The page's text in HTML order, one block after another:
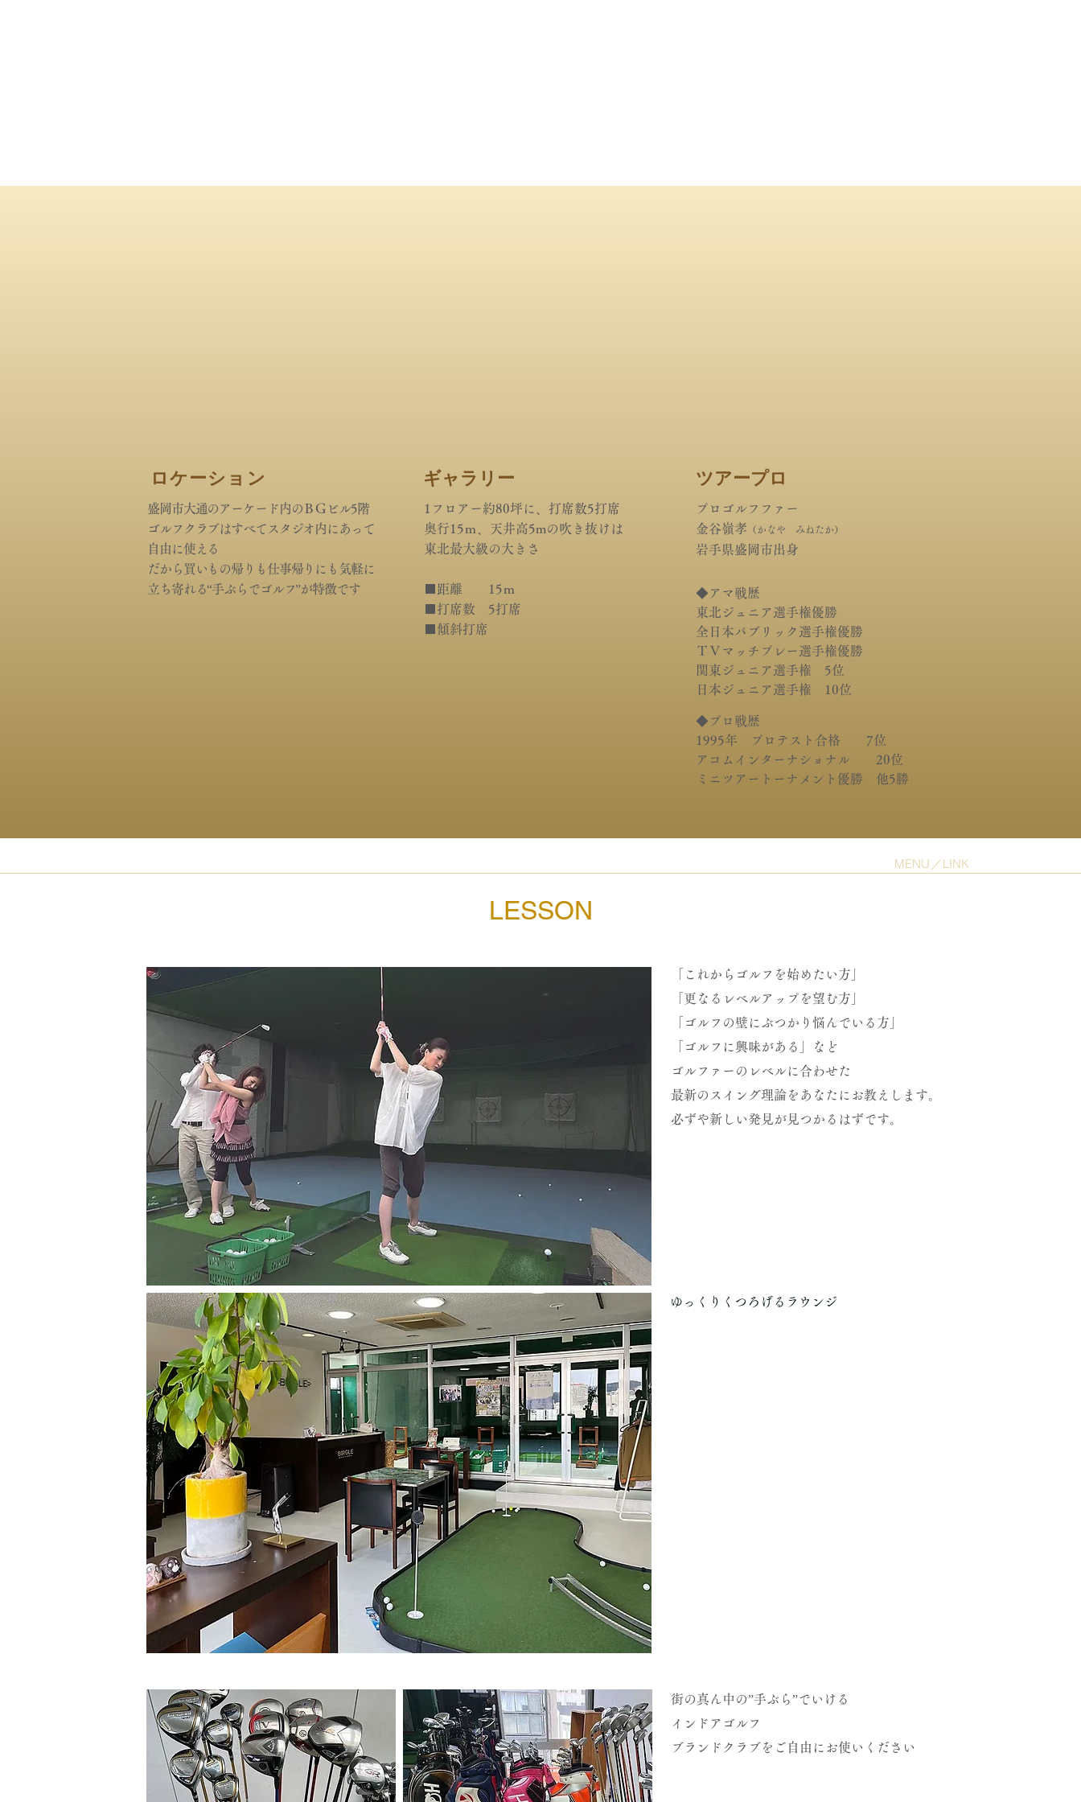
ロケーション
盛岡市大通のアーケード内のＢＧビル5階
ゴルフクラブはすべてスタジオ内にあって
自由に使える
だから買いもの帰りも仕事帰りにも気軽に
立ち寄れる“手ぶらでゴルフ”が特徴です
ギャラリー
1フロアー約80坪に、打席数5打席
奥行15ｍ、天井高5mの吹き抜けは
東北最大級の大きさ
■距離 15ｍ
■打席数 5打席
■傾斜打席
ツアープロ
プロゴルフファー
金谷嶺孝 （かなや みねたか）
岩手県盛岡市出身
◆アマ戦歴
東北ジュニア選手権優勝
全日本パブリック選手権優勝
ＴＶマッチプレー選手権優勝
関東ジュニア選手権 5位
日本ジュニア選手権 10位
◆プロ戦歴
1995年 プロテスト合格 7位
アコムインターナショナル 20位
ミニツアートーナメント優勝 他5勝
MENU／LINK
LESSON
「これからゴルフを始めたい方」
「更なるレベルアップを望む方」
「ゴルフの壁にぶつかり悩んでいる方」
「ゴルフに興味がある」など
ゴルファーのレベルに合わせた
最新のスイング理論をあなたにお教えします。
必ずや新しい発見が見つかるはずです。
ゆっくりくつろげるラウンジ
街の真ん中の”手ぶら”でいける
インドアゴルフ
ブランドクラブをご自由にお使いください